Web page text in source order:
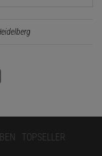
TOPSELLER